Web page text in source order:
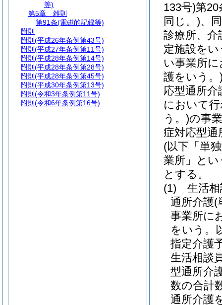
133号)第20
同じ。)、
診療所、介
定施設を
い事業所
護をいう。
応型通所介
において
う。)の事
症対応型通
(以下「単
業所」とい
とする。
(1)
生活
通所介護(
事業所に
をいう。
指定介護
生活相談
型通所介
数の合計
通所介護
等)
第5章
雑則
第91条(電磁的記録等)
附則
附則 (平成26年条例第43号)
附則 (平成27年条例第11号)
附則 (平成28年条例第14号)
附則 (平成28年条例第28号)
附則 (平成28年条例第45号)
附則 (平成30年条例第13号)
附則 (令和3年条例第11号)
附則 (令和6年条例第16号)